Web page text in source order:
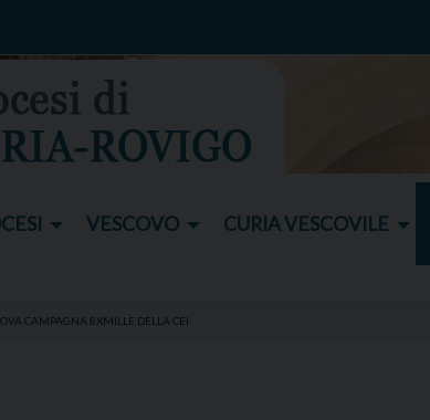
VESCOVO CURIA VESCOVILE
CAMPAGNA 8XMILLE DELLA CEI